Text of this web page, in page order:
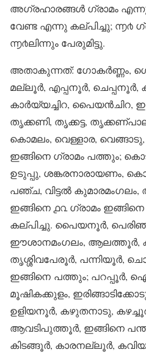
അഗ്രഹാരങ്ങൾ ഗ്രാമം
വേണ്ട എന്നു കല്പിച്ചു; ൬൪
൬൪ലിന്നും പേരുമിട്ടു.
അതാകുന്നത്: ഗോകർണ്ണം,
മല്ലൂർ, എപ്പനൂർ, ചെപ്പനൂർ,
കാർയ്യച്ചിറ, പൈയൻ‌ചിറ,
തൃക്കണി, തൃക്കട്ട,
കൊമലം, വെള്ളാര,
ഇങ്ങിനെ ഗ്രാമം പത്തും;
ഉടുപ്പു, ശങ്കരനാരായണം,
പഞ്ച, വിട്ടൽ
ഇങ്ങിനെ ൧൨ ഗ്രാമം
കല്പിച്ചു. പൈയനൂർ,
ഈശാനമംഗലം, ആലത്തൂർ,
തൃശ്ശിവപേരൂർ, പന്നിയൂർ,
ഇങ്ങിനെ പത്തും; പറപ്പൂർ,
മൂഷികക്കുളം,
ഉളിയനൂർ, കഴുതനാടു,
ആവടിപുത്തൂർ, ഇങ്ങിനെ
കിടങ്ങൂർ, കാരനല്ലൂർ,